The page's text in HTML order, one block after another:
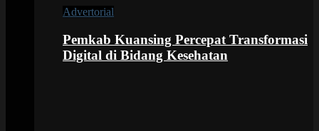
Advertorial
Pemkab Kuansing Percepat Transformasi
Digital di Bidang Kesehatan